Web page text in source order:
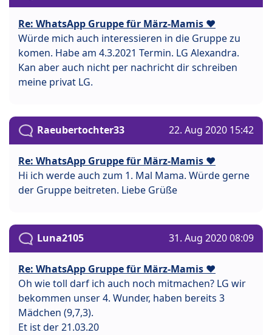
Re: WhatsApp Gruppe für März-Mamis ❤️
Würde mich auch interessieren in die Gruppe zu
komen. Habe am 4.3.2021 Termin. LG Alexandra.
Kan aber auch nicht per nachricht dir schreiben
meine privat LG.
Raeubertochter33 22. Aug 2020 15:42
Re: WhatsApp Gruppe für März-Mamis ❤️
Hi ich werde auch zum 1. Mal Mama. Würde gerne
der Gruppe beitreten. Liebe Grüße
Luna2105 31. Aug 2020 08:09
Re: WhatsApp Gruppe für März-Mamis ❤️
Oh wie toll darf ich auch noch mitmachen? LG wir
bekommen unser 4. Wunder, haben bereits 3
Mädchen (9,7,3).
Et ist der 21.03.20